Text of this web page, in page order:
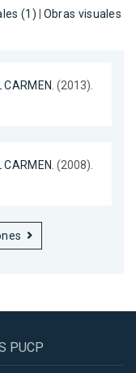
(1)
Obras visuales
CARMEN. (2013).
CARMEN. (2008).
PUCP